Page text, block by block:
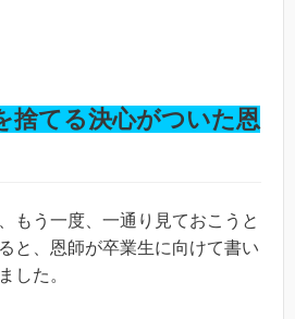
捨てる決心がついた恩
もう一度、一通り見ておこうと
と、恩師が卒業生に向けて書い
した。